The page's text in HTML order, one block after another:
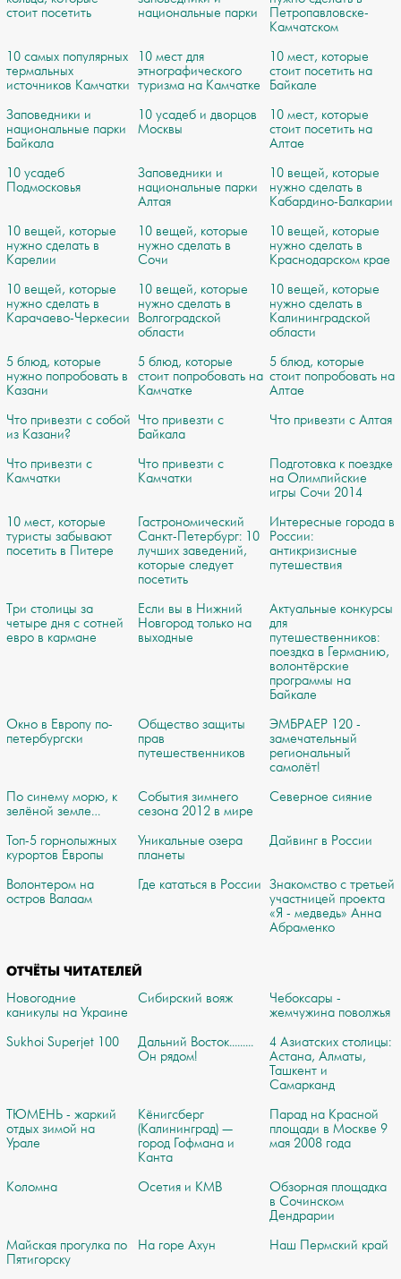
стоит посетить
национальные парки
Петропавловске-
Камчатском
10 самых популярных
термальных
источников Камчатки
10 мест для
этнографического
туризма на Камчатке
10 мест, которые
стоит посетить на
Байкале
Заповедники и
национальные парки
Байкала
10 усадеб и дворцов
Москвы
10 мест, которые
стоит посетить на
Алтае
10 усадеб
Подмосковья
Заповедники и
национальные парки
Алтая
10 вещей, которые
нужно сделать в
Кабардино-Балкарии
10 вещей, которые
нужно сделать в
Карелии
10 вещей, которые
нужно сделать в
Сочи
10 вещей, которые
нужно сделать в
Краснодарском крае
10 вещей, которые
нужно сделать в
Карачаево-Черкесии
10 вещей, которые
нужно сделать в
Волгоградской
области
10 вещей, которые
нужно сделать в
Калининградской
области
5 блюд, которые
нужно попробовать в
Казани
5 блюд, которые
стоит попробовать на
Камчатке
5 блюд, которые
стоит попробовать на
Алтае
Что привезти с собой
из Казани?
Что привезти с
Байкала
Что привезти с Алтая
Что привезти с
Камчатки
Что привезти с
Камчатки
Подготовка к поездке
на Олимпийские
игры Сочи 2014
10 мест, которые
туристы забывают
посетить в Питере
Гастрономический
Санкт-Петербург: 10
лучших заведений,
которые следует
посетить
Интересные города в
России:
антикризисные
путешествия
Три столицы за
четыре дня с сотней
евро в кармане
Если вы в Нижний
Новгород только на
выходные
Актуальные конкурсы
для
путешественников:
поездка в Германию,
волонтёрские
программы на
Байкале
Окно в Европу по-
петербургски
Общество защиты
прав
путешественников
ЭМБРАЕР 120 -
замечательный
региональный
самолёт!
По синему морю, к
зелёной земле…
События зимнего
сезона 2012 в мире
Северное сияние
Топ-5 горнолыжных
курортов Европы
Уникальные озера
планеты
Дайвинг в России
Волонтером на
остров Валаам
Где кататься в России Знакомство с третьей
участницей проекта
«Я - медведь» Анна
Абраменко
ОТЧЁТЫ ЧИТАТЕЛЕЙ
Новогодние
каникулы на Украине
Сибирский вояж
Чебоксары -
жемчужина поволжья
Sukhoi Superjet 100
Дальний Восток.........
Он рядом!
4 Азиатских столицы:
Астана, Алматы,
Ташкент и
Самарканд
ТЮМЕНЬ - жаркий
отдых зимой на
Урале
Кёнигсберг
(Калининград) —
город Гофмана и
Канта
Парад на Красной
площади в Москве 9
мая 2008 года
Коломна Осетия и КМВ
Обзорная площадка
в Сочинском
Дендрарии
Майская прогулка по
Пятигорску
На горе Ахун Наш Пермский край